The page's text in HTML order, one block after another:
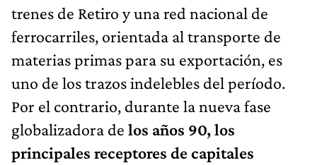
trenes de Retiro y una red nacional de
ferrocarriles, orientada al transporte de
materias primas para su exportación, es
uno de los trazos indelebles del período.
Por el contrario, durante la nueva fase
globalizadora de los años 90, los
principales receptores de capitales